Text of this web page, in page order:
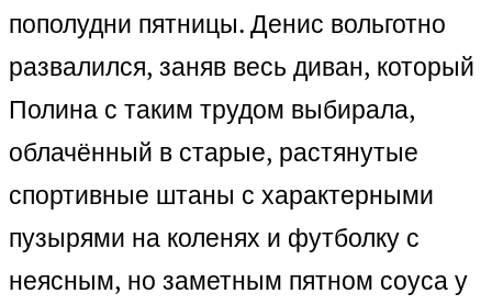
пополудни пятницы. Денис вольготно
развалился, заняв весь диван, который
Полина с таким трудом выбирала,
облачённый в старые, растянутые
спортивные штаны с характерными
пузырями на коленях и футболку с
неясным, но заметным пятном соуса у